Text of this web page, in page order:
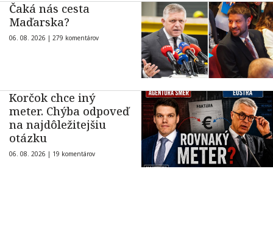
Čaká nás cesta
Maďarska?
06. 08. 2026 | 279 komentárov
Korčok chce iný
meter. Chýba odpoveď
na najdôležitejšiu
otázku
06. 08. 2026 | 19 komentárov